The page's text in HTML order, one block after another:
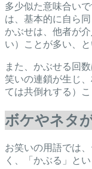
多少似た意味合い
は、基本的に自ら
かぶせは、他者が
い）ことが多い、
また、かぶせる回
笑いの連鎖が生じ
ては共倒れする）こ
ボケやネタ
お笑いの用語では
く、「かぶる」と